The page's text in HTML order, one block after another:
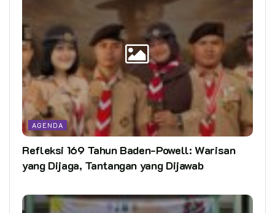
AGENDA
Refleksi 169 Tahun Baden-Powell: Warisan
yang Dijaga, Tantangan yang Dijawab